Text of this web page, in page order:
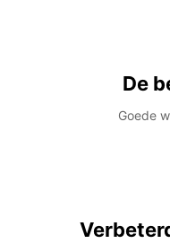
De
Goede